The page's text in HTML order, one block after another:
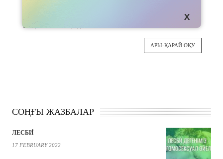
жігіт болатын. Жасырып не қылайын, мен оған
өлермен ғашық едім.
АРЫ-ҚАРАЙ ОҚУ
СОҢҒЫ ЖАЗБАЛАР
ЛЕСБИ́
17 FEBRUARY 2022